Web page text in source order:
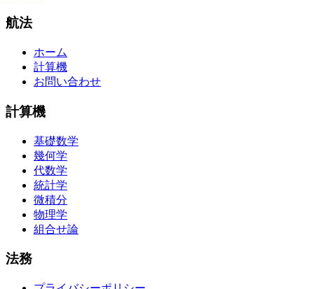
航法
ホーム
計算機
お問い合わせ
計算機
基礎数学
幾何学
代数学
統計学
微積分
物理学
組合せ論
法務